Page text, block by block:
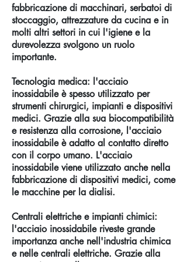
fabbricazione di macchinari, serbatoi di
stoccaggio, attrezzature da cucina e in
molti altri settori in cui l'igiene e la
durevolezza svolgono un ruolo
importante.
Tecnologia medica: l'acciaio
inossidabile è spesso utilizzato per
strumenti chirurgici, impianti e dispositivi
medici. Grazie alla sua biocompatibilità
e resistenza alla corrosione, l'acciaio
inossidabile è adatto al contatto diretto
con il corpo umano. L'acciaio
inossidabile viene utilizzato anche nella
fabbricazione di dispositivi medici, come
le macchine per la dialisi.
Centrali elettriche e impianti chimici:
l'acciaio inossidabile riveste grande
importanza anche nell'industria chimica
e nelle centrali elettriche. Grazie alla